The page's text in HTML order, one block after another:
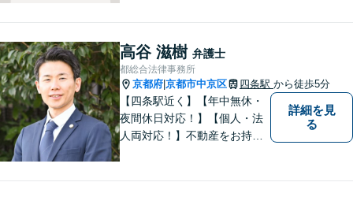
はお気軽にご相談ください！
【近隣駐車場あり】
高谷 滋樹 弁護士
都総合法律事務所
京都府 京都市中京区 四条駅 から徒歩5分
【四条駅近く】【年中無休・
夜間休日対応！】【個人・法
人両対応！】不動産をお持ち
詳細を見
る